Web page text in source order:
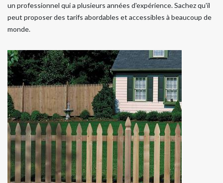
un professionnel qui a plusieurs années d'expérience. Sachez qu'il
peut proposer des tarifs abordables et accessibles à beaucoup de
monde.